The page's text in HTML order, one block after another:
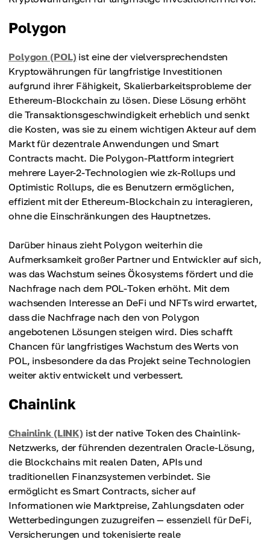
Polygon
Polygon (POL) ist eine der vielversprechendsten
Kryptowährungen für langfristige Investitionen
aufgrund ihrer Fähigkeit, Skalierbarkeitsprobleme der
Ethereum-Blockchain zu lösen. Diese Lösung erhöht
die Transaktionsgeschwindigkeit erheblich und senkt
die Kosten, was sie zu einem wichtigen Akteur auf dem
Markt für dezentrale Anwendungen und Smart
Contracts macht. Die Polygon-Plattform integriert
mehrere Layer-2-Technologien wie zk-Rollups und
Optimistic Rollups, die es Benutzern ermöglichen,
effizient mit der Ethereum-Blockchain zu interagieren,
ohne die Einschränkungen des Hauptnetzes.
Darüber hinaus zieht Polygon weiterhin die
Aufmerksamkeit großer Partner und Entwickler auf sich,
was das Wachstum seines Ökosystems fördert und die
Nachfrage nach dem POL-Token erhöht. Mit dem
wachsenden Interesse an DeFi und NFTs wird erwartet,
dass die Nachfrage nach den von Polygon
angebotenen Lösungen steigen wird. Dies schafft
Chancen für langfristiges Wachstum des Werts von
POL, insbesondere da das Projekt seine Technologien
weiter aktiv entwickelt und verbessert.
Chainlink
Chainlink (LINK) ist der native Token des Chainlink-
Netzwerks, der führenden dezentralen Oracle-Lösung,
die Blockchains mit realen Daten, APIs und
traditionellen Finanzsystemen verbindet. Sie
ermöglicht es Smart Contracts, sicher auf
Informationen wie Marktpreise, Zahlungsdaten oder
Wetterbedingungen zuzugreifen — essenziell für DeFi,
Versicherungen und tokenisierte reale